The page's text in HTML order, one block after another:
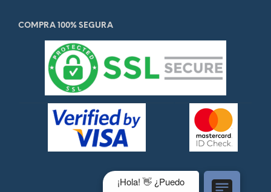
COMPRA 100% SEGURA